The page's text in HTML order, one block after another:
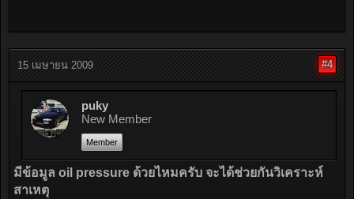
15 เมษายน 2009 #4
puky
New Member
Member
มีข้อมูล oil pressure ด้วยไหมครับ จะได้ช่วยกันวิเคราะห์
สาเหตุ